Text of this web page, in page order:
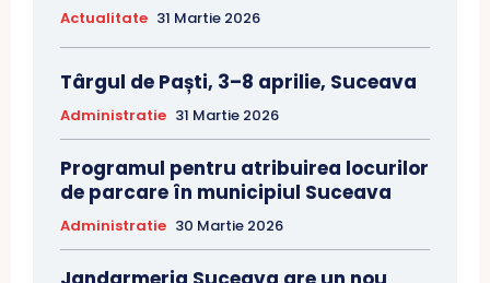
Actualitate 31 Martie 2026
Târgul de Paști, 3–8 aprilie, Suceava
Administratie 31 Martie 2026
Programul pentru atribuirea locurilor
de parcare în municipiul Suceava
Administratie 30 Martie 2026